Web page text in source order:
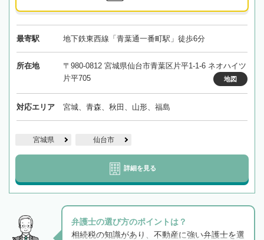
最寄駅 地下鉄東西線「青葉通一番町駅」徒歩6分
所在地
〒980-0812 宮城県仙台市青葉区片平1-1-6 ネオハイツ
片平705
地図
対応エリア 宮城、青森、秋田、山形、福島
宮城県 仙台市
詳細を見る
弁護士の選び方のポイントは？
相続税の知識があり、不動産に強い弁護士を選